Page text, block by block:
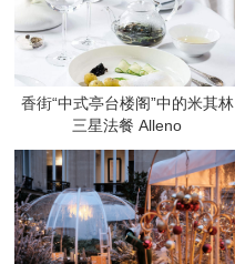
香街“中式亭台楼阁”中的米其林
三星法餐 Alleno